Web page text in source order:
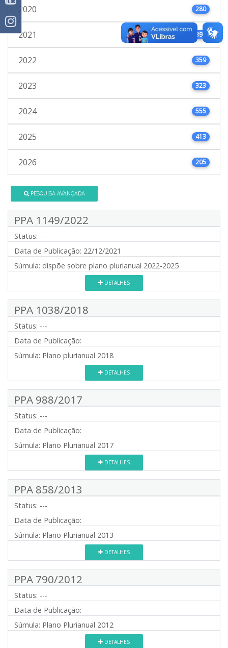
2020 280
2021 398
2022 359
2023 323
2024 555
2025 413
2026 205
PESQUISA AVANÇADA
PPA 1149/2022
Status: ---
Data de Publicação: 22/12/2021
Súmula: dispõe sobre plano plurianual 2022-2025
DETALHES
PPA 1038/2018
Status: ---
Data de Publicação:
Súmula: Plano plurianual 2018
DETALHES
PPA 988/2017
Status: ---
Data de Publicação:
Súmula: Plano Plurianual 2017
DETALHES
PPA 858/2013
Status: ---
Data de Publicação:
Súmula: Plano Plurianual 2013
DETALHES
PPA 790/2012
Status: ---
Data de Publicação:
Súmula: Plano Plurianual 2012
DETALHES